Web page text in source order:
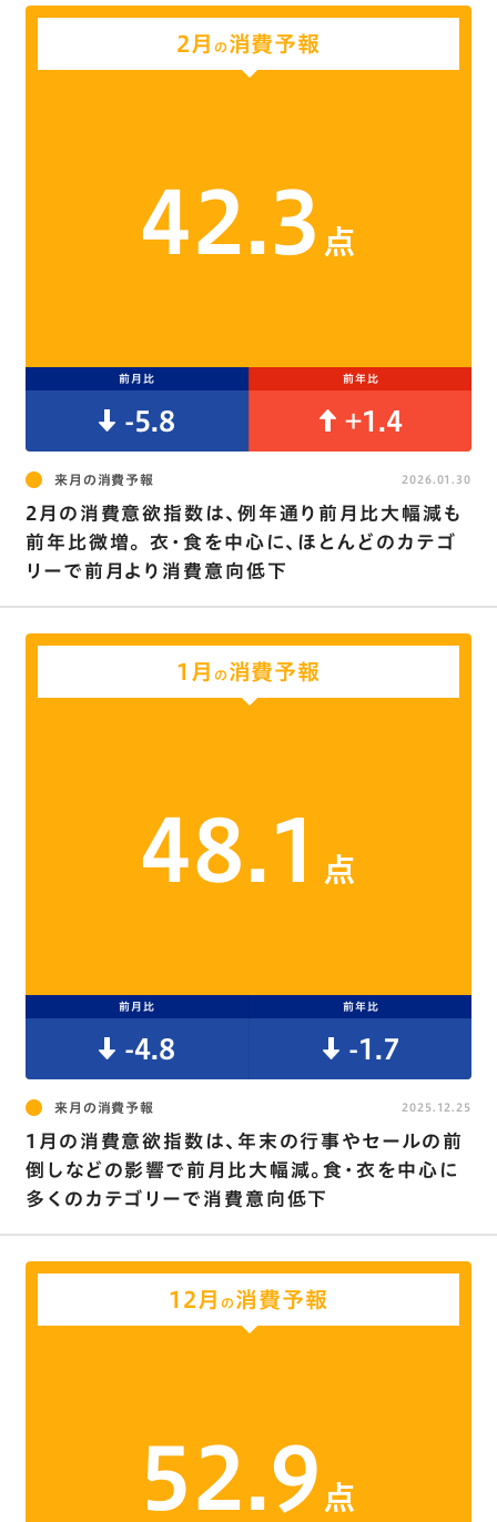
2月 の消費予報
42.3 点
前月比 前年比
-5.8 +1.4
来月の消費予報
2月の消費意欲指数は､例年通り前月比大幅減も
前年比微増｡ 衣･食を中心に､ほとんどのカテゴ
リーで前月より消費意向低下
2026.01.30
1月 の消費予報
48.1 点
前月比 前年比
-4.8 -1.7
来月の消費予報
1月の消費意欲指数は､年末の行事やセールの前
倒しなどの影響で前月比大幅減。食･衣を中心に
多くのカテゴリーで消費意向低下
2025.12.25
12月の消費予報
52.9 点